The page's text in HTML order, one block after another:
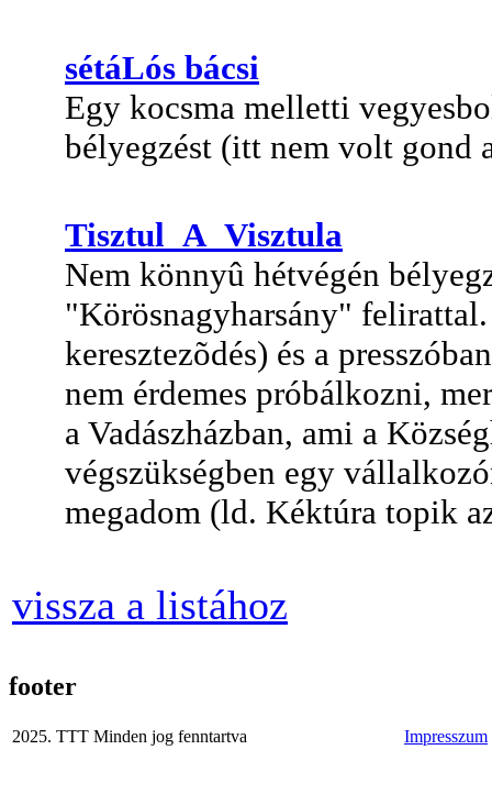
sétáLós bácsi
Egy kocsma melletti
bélyegzést (itt nem volt gond
Tisztul_A_Visztula
Nem könnyû hétvégén
"Körösnagyharsány"
keresztezõdés) és a
nem érdemes próbálkozni,
a Vadászházban, ami a
végszükségben egy
megadom (ld. Kéktúra topik
vissza a listához
footer
2025. TTT Minden jog fenntartva Impresszum